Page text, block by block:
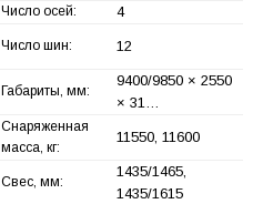
Число осей: 4
Число шин: 12
Габариты, мм:
9400/9850 × 2550
× 31…
Снаряженная
масса, кг:
11550, 11600
Свес, мм:
1435/1465,
1435/1615